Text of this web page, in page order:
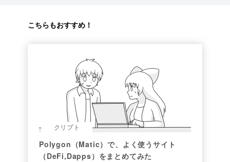
こちらもおすすめ！
クリプト
Polygon（Matic）で、よく使うサイト
（DeFi,Dapps）をまとめてみた